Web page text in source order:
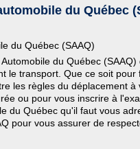
du Québec
du Québec (SAAQ)
du Québec
le transport. Que ce soit
les règles du déplacement
ou pour vous inscrire à
du Québec qu'il faut vous
pour vous assurer de